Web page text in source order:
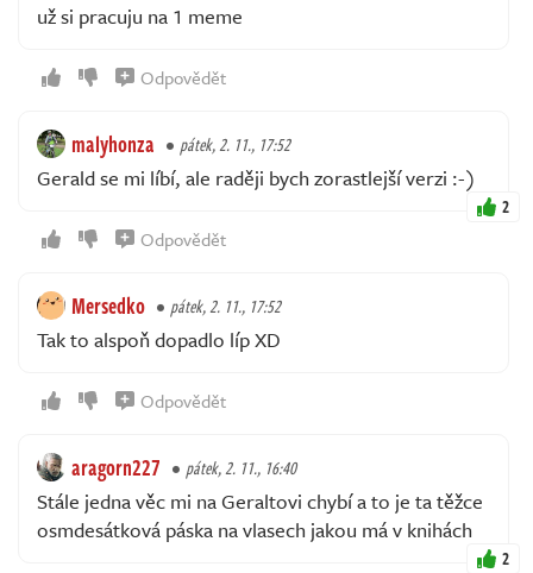
už si pracuju na 1 meme
Odpovědět
malyhonza pátek, 2. 11., 17:52
Gerald se mi líbí, ale raději bych zorastlejší verzi :-)
2
Odpovědět
Mersedko pátek, 2. 11., 17:52
Tak to alspoň dopadlo líp XD
Odpovědět
aragorn227 pátek, 2. 11., 16:40
Stále jedna věc mi na Geraltovi chybí a to je ta těžce
osmdesátková páska na vlasech jakou má v knihách
2